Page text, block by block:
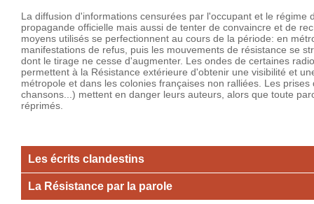
La diffusion d'informations censurées par l'occupant et le
propagande officielle mais aussi de tenter de convaincre et de
moyens utilisés se perfectionnent au cours de la période: en
manifestations de refus, puis les mouvements de résistance se
dont le tirage ne cesse d'augmenter. Les ondes de certaines
permettent à la Résistance extérieure d'obtenir une visibilité et
métropole et dans les colonies françaises non ralliées. Les
chansons...) mettent en danger leurs auteurs, alors que toute
réprimés.
Les écrits clandestins
La Résistance par la parole